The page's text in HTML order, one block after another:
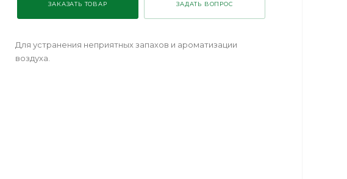
ЗАКАЗАТЬ ТОВАР ЗАДАТЬ ВОПРОС
Для устранения неприятных запахов и ароматизации
воздуха.